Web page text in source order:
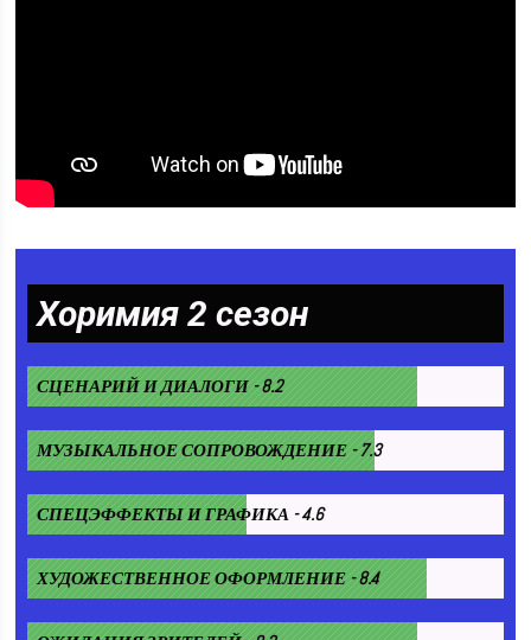
Хоримия 2 сезон
СЦЕНАРИЙ И ДИАЛОГИ - 8.2
МУЗЫКАЛЬНОЕ СОПРОВОЖДЕНИЕ - 7.3
СПЕЦЭФФЕКТЫ И ГРАФИКА - 4.6
ХУДОЖЕСТВЕННОЕ ОФОРМЛЕНИЕ - 8.4